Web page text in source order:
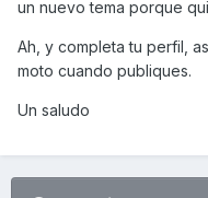
un nuevo tema porque
Ah, y completa tu perfil,
moto cuando publiques.
Un saludo